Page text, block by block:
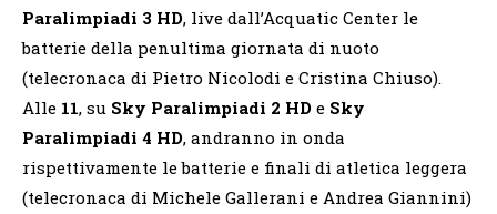
Paralimpiadi 3 HD, live dall’Acquatic Center le
batterie della penultima giornata di nuoto
(telecronaca di Pietro Nicolodi e Cristina Chiuso).
Alle 11, su Sky Paralimpiadi 2 HD e Sky
Paralimpiadi 4 HD, andranno in onda
rispettivamente le batterie e finali di atletica leggera
(telecronaca di Michele Gallerani e Andrea Giannini)